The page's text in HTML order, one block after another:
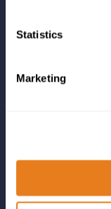
Statistics
Marketing